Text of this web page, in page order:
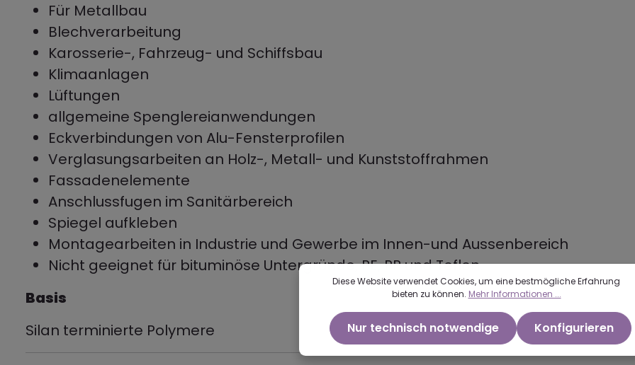
Für Metallbau
Blechverarbeitung
Karosserie-, Fahrzeug- und Schiffsbau
Klimaanlagen
Lüftungen
allgemeine Spenglereianwendungen
Eckverbindungen von Alu-Fensterprofilen
Verglasungsarbeiten an Holz-, Metall- und Kunststoffrahmen
Fassadenelemente
Anschlussfugen im Sanitärbereich
Spiegel aufkleben
Montagearbeiten in Industrie und Gewerbe im Innen-und Aussenbereich
Nicht geeignet für bituminöse Untergründe, PE, PP und Teflon.
Basis
Silan terminierte Polymere
Diese Website verwendet Cookies, um eine bestmögliche Erfahrung
bieten zu können. Mehr Informationen ...
Nur technisch notwendige Konfigurieren